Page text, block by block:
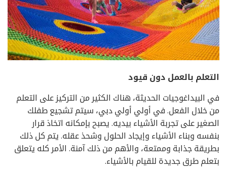
التعلم بالعمل دون قيود
في البيداغوجيات الحديثة، هناك الكثير من التركيز على التعلم
من خلال الفعل. في أولي أولي دبي، سيتم تشجيع طفلك
الصغير على تجربة الأشياء بيديه. يصبح بإمكانه اتخاذ قرار
بنفسه وبناء الأشياء وإيجاد الحلول وشحذ عقله. يتم كل ذلك
بطريقة جذابة وممتعة، والأهم من ذلك آمنة. الأمر كله يتعلق
بتعلم طرق جديدة للقيام بالأشياء.